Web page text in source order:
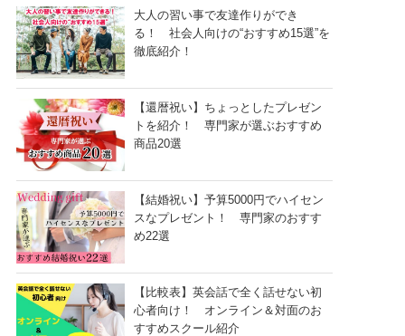
大人の習い事で友達作りができ
る！ 社会人向けの“おすすめ15選”を
徹底紹介！
【還暦祝い】ちょっとしたプレゼン
トを紹介！ 専門家が選ぶおすすめ
商品20選
【結婚祝い】予算5000円でハイセン
スなプレゼント！ 専門家のおすす
め22選
【比較表】英会話で全く話せない初
心者向け！ オンライン＆対面のお
すすめスクール紹介